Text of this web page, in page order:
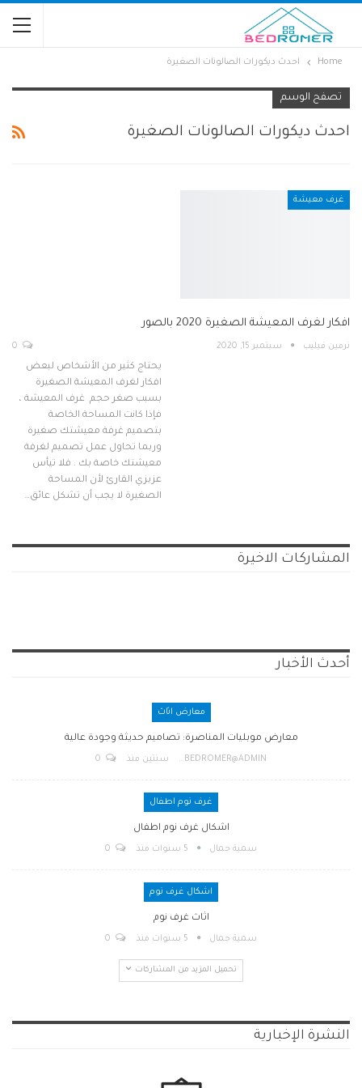
Home احدث ديكورات الصالونات الصغيرة
تصفح الوسم
احدث ديكورات الصالونات الصغيرة
غرف معيشة
افكار لغرف المعيشة الصغيرة 2020 بالصور
نرمين فيليب سبتمبر 15, 2020
يحتاج كثير من الأشخاص لبعض
افكار لغرف المعيشة الصغيرة
بسبب صغر حجم غرف المعيشة ،
فإذا كانت المساحة الخاصة
بتصميم غرفة معيشتك صغيرة
وربما تحاول عمل تصميم لغرفة
معيشتك خاصة بك . فلا تيأس
عزيزي القارئ لأن المساحة
الصغيرة لا يجب أن تشكل عائق…
المشاركات الاخيرة
أحدث الأخبار
معارض اثاث
معارض موبليات المناصرة: تصاميم حديثة وجودة عالية
BEDROMER@ADMIN سنتين منذ
غرف نوم اطفال
اشكال غرف نوم اطفال
سمية جمال 5 سنوات منذ
اشكال غرف نوم
اثاث غرف نوم
سمية جمال 5 سنوات منذ
تحميل المزيد من المشاركات
النشرة الإخبارية